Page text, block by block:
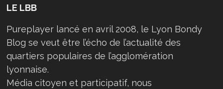
LE LBB
Pureplayer lancé en avril 2008, le Lyon Bondy
Blog se veut être l’écho de l’actualité des
quartiers populaires de l’agglomération
lyonnaise.
Média citoyen et participatif, nous